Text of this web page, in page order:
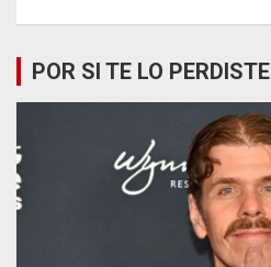
POR SI TE LO PERDISTE